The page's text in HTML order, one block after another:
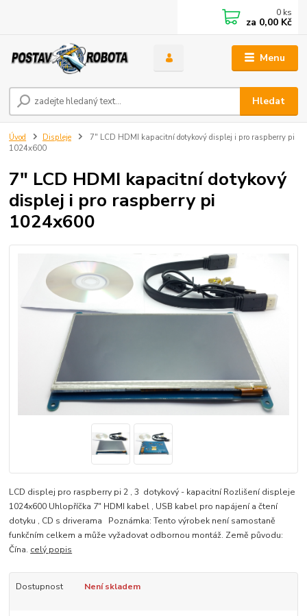
Menu
Hledat
0 ks
za 0,00 Kč
Úvod Displeje
7" LCD HDMI kapacitní dotykový displej i pro raspberry pi
1024x600
7" LCD HDMI kapacitní dotykový
displej i pro raspberry pi
1024x600
LCD displej pro raspberry pi 2 , 3 dotykový - kapacitní Rozlišení displeje
1024x600 Uhlopříčka 7" HDMI kabel , USB kabel pro napájení a čtení
dotyku , CD s driverama Poznámka: Tento výrobek není samostaně
funkčním celkem a může vyžadovat odbornou montáž. Země původu:
Čína. celý popis
Dostupnost Není skladem